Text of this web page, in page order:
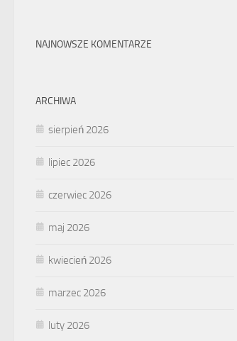
NAJNOWSZE KOMENTARZE
ARCHIWA
sierpień 2026
lipiec 2026
czerwiec 2026
maj 2026
kwiecień 2026
marzec 2026
luty 2026